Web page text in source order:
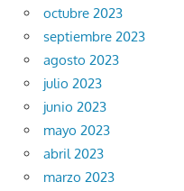
octubre 2023
septiembre 2023
agosto 2023
julio 2023
junio 2023
mayo 2023
abril 2023
marzo 2023